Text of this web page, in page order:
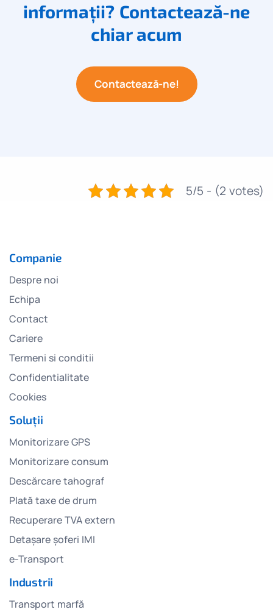
informații? Contactează-ne
chiar acum
Contactează-ne!
5/5 - (2 votes)
Companie
Despre noi
Echipa
Contact
Cariere
Termeni si conditii
Confidentialitate
Cookies
Soluții
Monitorizare GPS
Monitorizare consum
Descărcare tahograf
Plată taxe de drum
Recuperare TVA extern
Detașare șoferi IMI
e-Transport
Industrii
Transport marfă